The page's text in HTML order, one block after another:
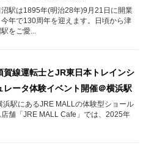
駅は1895年(明治28年)9月21日に開業
今年で130周年を迎えます。日頃から津
をご愛...
賀線運転士とJR東日本トレインシ
レータ体験イベント開催＠横浜駅
浜駅にあるJRE MALLの体験型ショール
店舗「JRE MALL Cafe」では、2025年